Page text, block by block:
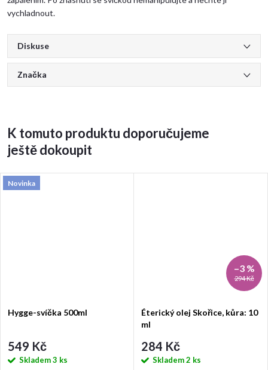
vychladnout.
Diskuse
Značka
K tomuto produktu doporučujeme
ještě dokoupit
Novinka
Hygge-svíčka 500ml
549 Kč
Skladem3 ks
294 Kč
–3 %
Éterický olej Skořice, kůra: 10
ml
284 Kč
Skladem2 ks